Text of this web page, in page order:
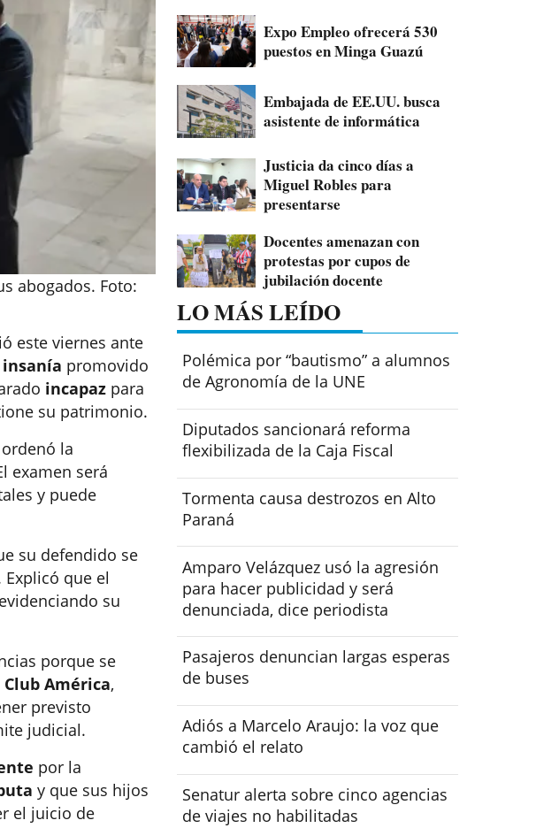
abogados. Foto:
este viernes ante
insanía promovido
incapaz para
su patrimonio.
la
examen será
y puede
su defendido se
que el
su
porque se
Club América,
previsto
judicial.
por la
y que sus hijos
el juicio de
Expo Empleo ofrecerá 530
puestos en Minga Guazú
Embajada de EE.UU. busca
asistente de informática
Justicia da cinco días a
Miguel Robles para
presentarse
Docentes amenazan con
protestas por cupos de
jubilación docente
LO MÁS LEÍDO
Polémica por “bautismo” a alumnos
de Agronomía de la UNE
Diputados sancionará reforma
flexibilizada de la Caja Fiscal
Tormenta causa destrozos en Alto
Paraná
Amparo Velázquez usó la agresión
para hacer publicidad y será
denunciada, dice periodista
Pasajeros denuncian largas esperas
de buses
Adiós a Marcelo Araujo: la voz que
cambió el relato
Senatur alerta sobre cinco agencias
de viajes no habilitadas